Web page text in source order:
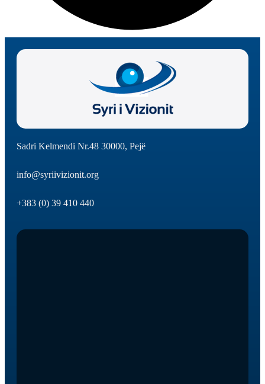
Sadri Kelmendi Nr.48 30000, Pejë
info@syriivizionit.org
+383 (0) 39 410 440